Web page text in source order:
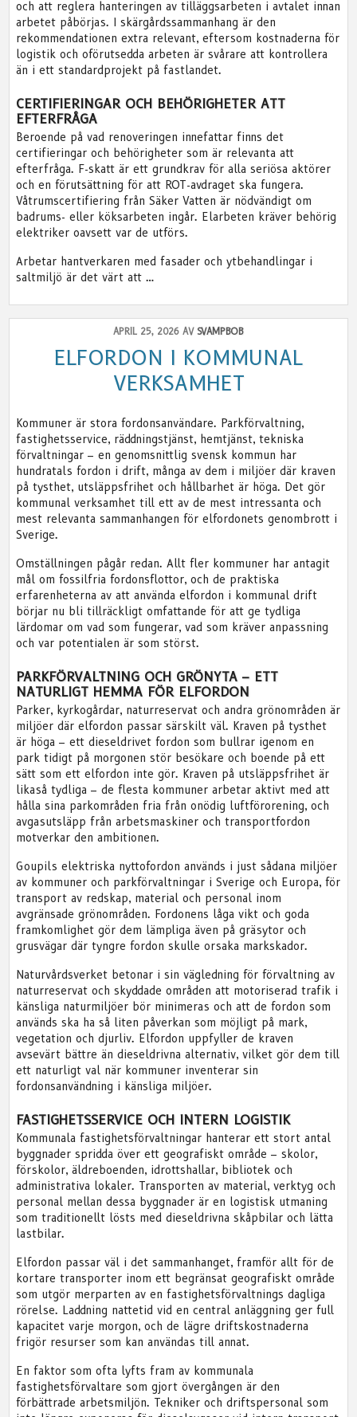
och att reglera hanteringen av tilläggsarbeten i avtalet innan
arbetet påbörjas. I skärgårdssammanhang är den
rekommendationen extra relevant, eftersom kostnaderna för
logistik och oförutsedda arbeten är svårare att kontrollera
än i ett standardprojekt på fastlandet.
CERTIFIERINGAR OCH BEHÖRIGHETER ATT
EFTERFRÅGA
Beroende på vad renoveringen innefattar finns det
certifieringar och behörigheter som är relevanta att
efterfråga. F-skatt är ett grundkrav för alla seriösa aktörer
och en förutsättning för att ROT-avdraget ska fungera.
Våtrumscertifiering från Säker Vatten är nödvändigt om
badrums- eller köksarbeten ingår. Elarbeten kräver behörig
elektriker oavsett var de utförs.
Arbetar hantverkaren med fasader och ytbehandlingar i
saltmiljö är det värt att …
APRIL 25, 2026 AV SVAMPBOB
ELFORDON I KOMMUNAL
VERKSAMHET
Kommuner är stora fordonsanvändare. Parkförvaltning,
fastighetsservice, räddningstjänst, hemtjänst, tekniska
förvaltningar – en genomsnittlig svensk kommun har
hundratals fordon i drift, många av dem i miljöer där kraven
på tysthet, utsläppsfrihet och hållbarhet är höga. Det gör
kommunal verksamhet till ett av de mest intressanta och
mest relevanta sammanhangen för elfordonets genombrott i
Sverige.
Omställningen pågår redan. Allt fler kommuner har antagit
mål om fossilfria fordonsflottor, och de praktiska
erfarenheterna av att använda elfordon i kommunal drift
börjar nu bli tillräckligt omfattande för att ge tydliga
lärdomar om vad som fungerar, vad som kräver anpassning
och var potentialen är som störst.
PARKFÖRVALTNING OCH GRÖNYTA – ETT
NATURLIGT HEMMA FÖR ELFORDON
Parker, kyrkogårdar, naturreservat och andra grönområden är
miljöer där elfordon passar särskilt väl. Kraven på tysthet
är höga – ett dieseldrivet fordon som bullrar igenom en
park tidigt på morgonen stör besökare och boende på ett
sätt som ett elfordon inte gör. Kraven på utsläppsfrihet är
likaså tydliga – de flesta kommuner arbetar aktivt med att
hålla sina parkområden fria från onödig luftförorening, och
avgasutsläpp från arbetsmaskiner och transportfordon
motverkar den ambitionen.
Goupils elektriska nyttofordon används i just sådana miljöer
av kommuner och parkförvaltningar i Sverige och Europa, för
transport av redskap, material och personal inom
avgränsade grönområden. Fordonens låga vikt och goda
framkomlighet gör dem lämpliga även på gräsytor och
grusvägar där tyngre fordon skulle orsaka markskador.
Naturvårdsverket betonar i sin vägledning för förvaltning av
naturreservat och skyddade områden att motoriserad trafik i
känsliga naturmiljöer bör minimeras och att de fordon som
används ska ha så liten påverkan som möjligt på mark,
vegetation och djurliv. Elfordon uppfyller de kraven
avsevärt bättre än dieseldrivna alternativ, vilket gör dem till
ett naturligt val när kommuner inventerar sin
fordonsanvändning i känsliga miljöer.
FASTIGHETSSERVICE OCH INTERN LOGISTIK
Kommunala fastighetsförvaltningar hanterar ett stort antal
byggnader spridda över ett geografiskt område – skolor,
förskolor, äldreboenden, idrottshallar, bibliotek och
administrativa lokaler. Transporten av material, verktyg och
personal mellan dessa byggnader är en logistisk utmaning
som traditionellt lösts med dieseldrivna skåpbilar och lätta
lastbilar.
Elfordon passar väl i det sammanhanget, framför allt för de
kortare transporter inom ett begränsat geografiskt område
som utgör merparten av en fastighetsförvaltnings dagliga
rörelse. Laddning nattetid vid en central anläggning ger full
kapacitet varje morgon, och de lägre driftskostnaderna
frigör resurser som kan användas till annat.
En faktor som ofta lyfts fram av kommunala
fastighetsförvaltare som gjort övergången är den
förbättrade arbetsmiljön. Tekniker och driftspersonal som